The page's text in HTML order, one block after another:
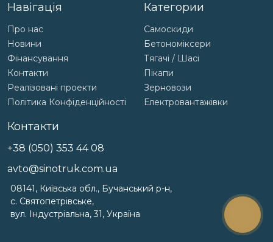
Навігація
Про нас
Новини
Фінансування
Контакти
Реалізовані проекти
Політика Конфіденційності
Категории
Самоскиди
Бетономіксери
Тягачі / Шасі
Пікапи
Зерновози
Електровантажівки
Контакти
+38 (050) 353 44 08
avto@sinotruk.com.ua
08141, Київська обл., Бучанський р-н,
с. Святопетрівське,
вул. Індустріальна, 31, Україна